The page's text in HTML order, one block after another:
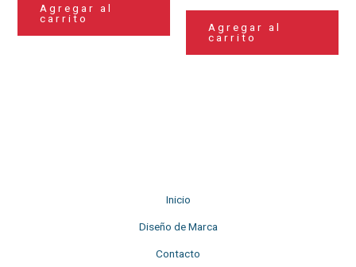
Agregar al
carrito
Agregar al
carrito
Inicio
Diseño de Marca
Contacto